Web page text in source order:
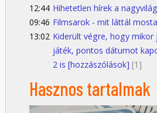
12:44 Hihetetlen hírek a
09:46 Filmsarok - mit láttál
13:02 Kiderült végre, hogy mikor
játék, pontos dátumot
2 is [hozzászólások] [1]
Hasznos tartalmak